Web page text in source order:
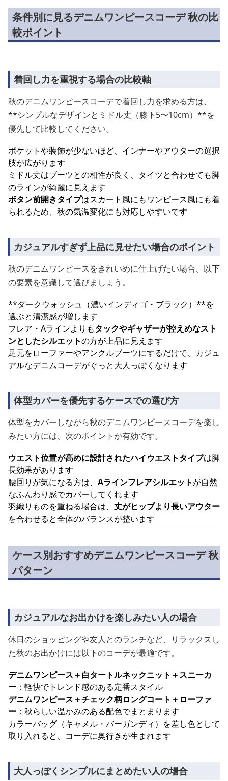
条件別に見るデニムワンピースコーデ 秋の比
較ポイント
着回し力を重視する場合の比較軸
秋のデニムワンピースコーデで着回し力を求める方は、
**シンプルなデザインとミドル丈（膝下5〜10cm）**を
優先して比較してください。
ポケットや装飾が少ないほど、インナーやアウターの選択
肢が広がります
ミドル丈はブーツとの相性が良く、タイツと合わせても脚
のラインが綺麗に見えます
ボタン前開きタイプはスカート風にもワンピース風にも着
られるため、秋の気温変化にも対応しやすいです
カジュアルすぎず上品に見せたい場合のポイント
秋のデニムワンピースをきれいめに仕上げたい場合、以下
の要素を意識して選びましょう。
**ダークウォッシュ（濃いインディゴ・ブラック）**を
選ぶと清潔感が増します
フレア・Aラインよりもタックやギャザーが控えめなスト
ンとしたシルエットの方が上品に見えます
足元をローファーやアンクルブーツにするだけで、カジュ
アルなデニムコーデがぐっと大人っぽくなります
体型カバーを優先するケースでの選び方
体型をカバーしながら秋のデニムワンピースコーデを楽し
みたい方には、次のポイントが有効です。
ウエスト位置が高めに設計されたハイウエストタイプは脚
長効果があります
腰回りが気になる方は、 Aラインフレアシルエットが自然
なふんわり感でカバーしてくれます
羽織りものを重ねる場合は、 丈がヒップより長いアウター
を合わせると全体のバランスが整います
ケース別おすすめデニムワンピースコーデ 秋
パターン
カジュアルなお出かけを楽しみたい人の場合
休日のショッピングや友人とのランチなど、リラックスし
た秋のお出かけには以下のコーデが最適です。
デニムワンピース＋白タートルネックニット＋スニーカ
ー ：軽快でトレンド感のある定番スタイル
デニムワンピース＋チェック柄ロングコート＋ローファ
ー ：秋らしい温かみのある配色でまとまります
カラーバッグ（キャメル・バーガンディ）を差し色として
取り入れると、コーデに奥行きが生まれます
大人っぽくシンプルにまとめたい人の場合